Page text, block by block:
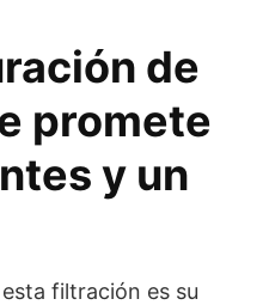
de
promete
y un
filtración es su